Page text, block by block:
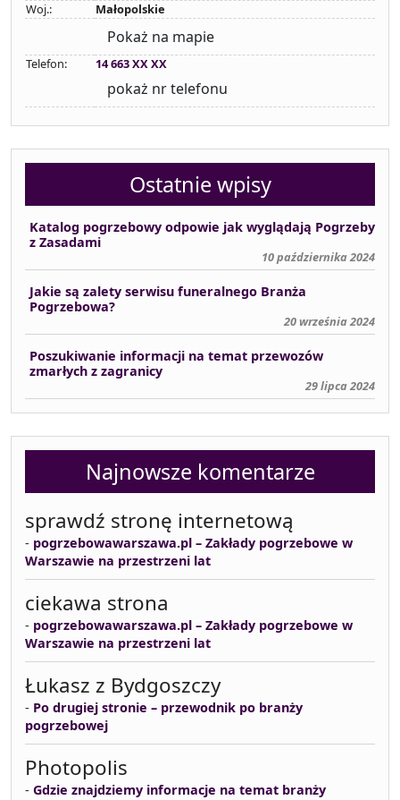
Woj.:
Małopolskie
Pokaż na mapie
Telefon: 14 663 XX XX
pokaż nr telefonu
Ostatnie wpisy
Katalog pogrzebowy odpowie jak wyglądają Pogrzeby
z Zasadami
10 października 2024
Jakie są zalety serwisu funeralnego Branża
Pogrzebowa?
20 września 2024
Poszukiwanie informacji na temat przewozów
zmarłych z zagranicy
29 lipca 2024
Najnowsze komentarze
sprawdź stronę internetową
- pogrzebowawarszawa.pl – Zakłady pogrzebowe w
Warszawie na przestrzeni lat
ciekawa strona
- pogrzebowawarszawa.pl – Zakłady pogrzebowe w
Warszawie na przestrzeni lat
Łukasz z Bydgoszczy
- Po drugiej stronie – przewodnik po branży
pogrzebowej
Photopolis
- Gdzie znajdziemy informacje na temat branży